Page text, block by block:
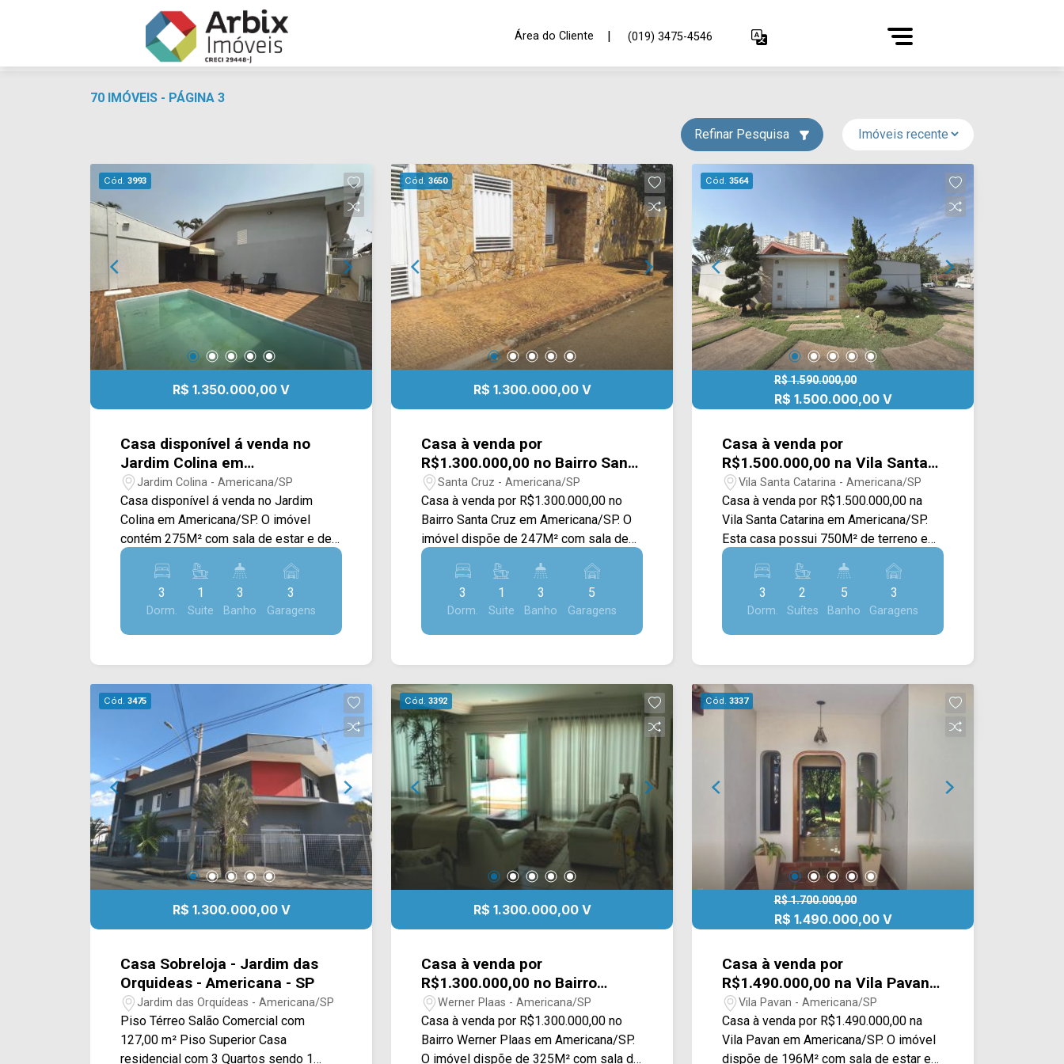
Área do Cliente | (019) 3475-4546
70 IMÓVEIS - PÁGINA 3
Refinar Pesquisa
Cód. 3993
R$ 1.350.000,00 V
Casa disponível á venda no
Jardim Colina em
Americana/SP.
Jardim Colina - Americana/SP
Casa disponível á venda no Jardim
Colina em Americana/SP. O imóvel
contém 275M² com sala de estar e de
jantar, cozinha com armários planejados,
área gourmet com churrasqueira e com
vista para a piscina e área de serviço. >
03 dormitórios, sendo 01 suíte; > 03
banheiros, sendo 02 sociais; > 03
com diversos comércios em volta,
como supermercados, farmácias,
bancos, restaurantes, postos de saúde,
escolas e entre outros. Entre em
contato com a nossa equipe de vendas
e agende a sua visita!! WhatsApp e
Telefone Arbix: (19) 3475-4546 ARBIX
IMÓVEIS - Presente em cada mudança!
3
Dorm.
1
Suite
3
Banho
3
Garagens
Cód. 3650
R$ 1.300.000,00 V
Casa à venda por
R$1.300.000,00 no Bairro Santa
Cruz em Americana/SP
Santa Cruz - Americana/SP
Casa à venda por R$1.300.000,00 no
Bairro Santa Cruz em Americana/SP. O
imóvel dispõe de 247M² com sala de
estar e de jantar, cozinha com copa e
armários planejados, sacada, quintal,
área gourmet completa e área de
serviço. > 03 dormitórios, sendo 01
suíte; > 03 banheiros, sendo 02 sociais;
com diversos comércios em volta,
como supermercados, farmácias,
bancos, restaurantes, postos de saúde,
escolas e entre outros. Entre em
contato com a nossa equipe de vendas
e agende a sua visita!! WhatsApp e
Telefone Arbix: (19) 3475-4546 ARBIX
IMÓVEIS - Presente em cada mudança!
3
Dorm.
1
Suite
3
Banho
5
Garagens
Cód. 3564
R$ 1.590.000,00
R$ 1.500.000,00 V
Casa à venda por
R$1.500.000,00 na Vila Santa
Catarina em Americana/SP
Vila Santa Catarina - Americana/SP
Casa à venda por R$1.500.000,00 na
Vila Santa Catarina em Americana/SP.
Esta casa possui 750M² de terreno e
420M² de construção, oferecendo uma
arquitetura moderna com uma excelente
iluminação natural. O imóvel conta com
ampla sala de estar e de jantar
integradas, cozinha com armários
embutida com exaustor, quintal
espaçoso e gramado, além de uma área
suíte; > 05 banheiros, sendo 02 sociais
e 01 lavabo; > 03 vagas de garagem.
Obs: Possui espaço de 60 m2 para
montar um escritório com banheiro,
Av. de Cillo, Av. Abdo Najar,
supermercado São Vicente e ao Centro,
conta com fácil acesso a Av.
Bandeirantes, Av. Brasil e Rod. Luiz de
visita!! WhatsApp e Telefone: (19)
3475-4546 ARBIX IMÓVEIS - Presente
em cada mudança!
3
Dorm.
2
Suítes
5
Banho
3
Garagens
Cód. 3475
R$ 1.300.000,00 V
Casa Sobreloja - Jardim das
Orquideas - Americana - SP
Jardim das Orquídeas - Americana/SP
Piso Térreo Salão Comercial com
127,00 m² Piso Superior Casa
residencial com 3 Quartos sendo 1
Cód. 3392
R$ 1.300.000,00 V
Casa à venda por
R$1.300.000,00 no Bairro
Werner Plaas em
Americana/SP
Werner Plaas - Americana/SP
Casa à venda por R$1.300.000,00 no
Bairro Werner Plaas em Americana/SP.
O imóvel dispõe de 325M² com sala de
Cód. 3337
R$ 1.700.000,00
R$ 1.490.000,00 V
Casa à venda por
R$1.490.000,00 na Vila Pavan
em Americana/SP
Vila Pavan - Americana/SP
Casa à venda por R$1.490.000,00 na
Vila Pavan em Americana/SP. O imóvel
dispõe de 196M² com sala de estar e